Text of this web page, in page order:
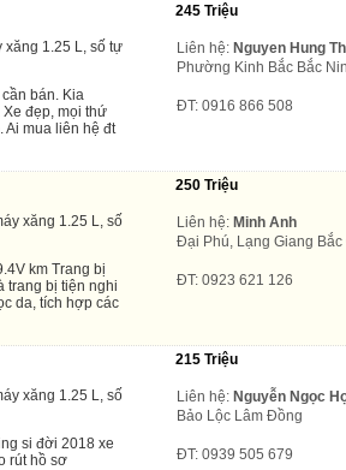
245 Triệu
xăng 1.25 L, số tự
bán. Kia
đẹp, mọi thứ
Ai mua liên hệ đt
Liên hệ: Nguyen Hung
Phường Kinh Bắc Bắc
ĐT: 0916 866 508
250 Triệu
xăng 1.25 L, số
km Trang bị
trang bị tiện nghi
da, tích hợp các
Liên hệ: Minh Anh
Đại Phú, Lạng Giang Bắc
ĐT: 0923 621 126
215 Triệu
xăng 1.25 L, số
si đời 2018 xe
rút hồ sơ
Liên hệ: Nguyễn Ngọc
Bảo Lộc Lâm Đồng
ĐT: 0939 505 679